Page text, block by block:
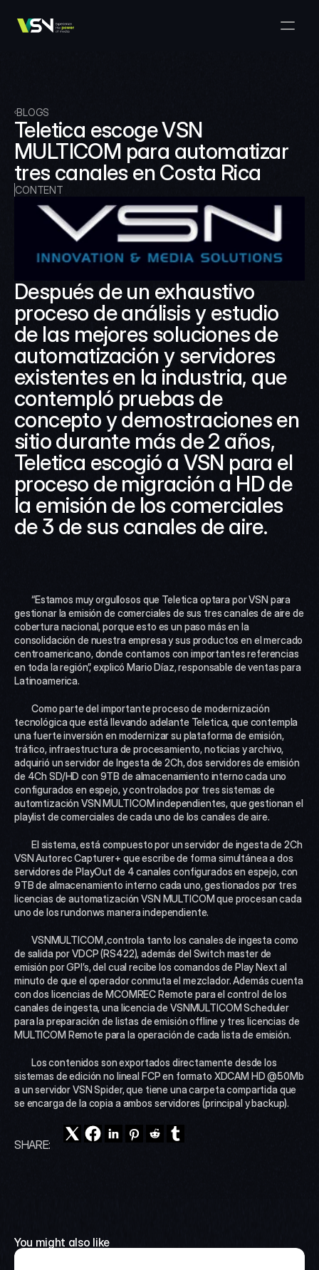
VSN Crea
VSN One TV
VSN Arena
VSN News Connect
VSNExplorer + VSNOne TV
Media Production Workflow
VSNExplorer + Wedit
Media Exchange
VSNExplorer
News & Live Entertainment
VSN NewsConnect + VSN AI
Smart Scheduling
VSNExplorer + VSNCrea
Company
Select Language
English
EN TALK TO US
BLOGS
Teletica escoge VSN
MULTICOM para automatizar
tres canales en Costa Rica
CONTENT
Después de un exhaustivo
proceso de análisis y estudio
de las mejores soluciones de
automatización y servidores
existentes en la industria, que
contempló pruebas de
concepto y demostraciones en
sitio durante más de 2 años,
Teletica escogió a VSN para el
proceso de migración a HD de
la emisión de los comerciales
de 3 de sus canales de aire.
gestionar la emisión de comerciales de sus tres canales de aire de
cobertura nacional, porque esto es un paso más en la
consolidación de nuestra empresa y sus productos en el mercado
centroamericano, donde contamos con importantes referencias
en toda la región”, explicó Mario Díaz, responsable de ventas para
Latinoamerica.
tecnológica que está llevando adelante Teletica, que contempla
una fuerte inversión en modernizar su plataforma de emisión,
tráfico, infraestructura de procesamiento, noticias y archivo,
adquirió un servidor de Ingesta de 2Ch, dos servidores de emisión
de 4Ch SD/HD con 9TB de almacenamiento interno cada uno
configurados en espejo, y controlados por tres sistemas de
automtización VSN MULTICOM independientes, que gestionan el
playlist de comerciales de cada uno de los canales de aire.
VSN Autorec Capturer+ que escribe de forma simultánea a dos
servidores de PlayOut de 4 canales configurados en espejo, con
9TB de almacenamiento interno cada uno, gestionados por tres
licencias de automatización VSN MULTICOM que procesan cada
uno de los rundonws manera independiente.
de salida por VDCP (RS422), además del Switch master de
emisión por GPI’s, del cual recibe los comandos de Play Next al
minuto de que el operador conmuta el mezclador. Además cuenta
con dos licencias de MCOMREC Remote para el control de los
canales de ingesta, una licencia de VSNMULTICOM Scheduler
para la preparación de listas de emisión offline y tres licencias de
MULTICOM Remote para la operación de cada lista de emisión.
sistemas de edición no lineal FCP en formato XDCAM HD @50Mb
a un servidor VSN Spider, que tiene una carpeta compartida que
se encarga de la copia a ambos servidores (principal y backup).
SHARE:
You might also like